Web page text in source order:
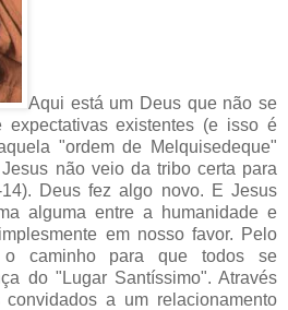
Aqui está um Deus que não se
expectativas existentes (e isso é
"ordem de Melquisedeque"
não veio da tribo certa para
Deus fez algo novo. E Jesus
alguma entre a humanidade e
em nosso favor. Pelo
o caminho para que todos se
do "Lugar Santíssimo". Através
a um relacionamento